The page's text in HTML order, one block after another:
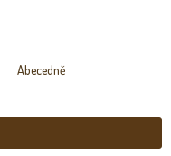
Abecedně